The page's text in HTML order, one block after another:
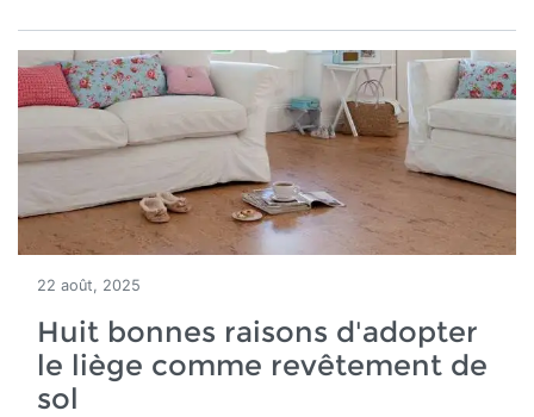
22 août, 2025
Huit bonnes raisons d'adopter
le liège comme revêtement de
sol